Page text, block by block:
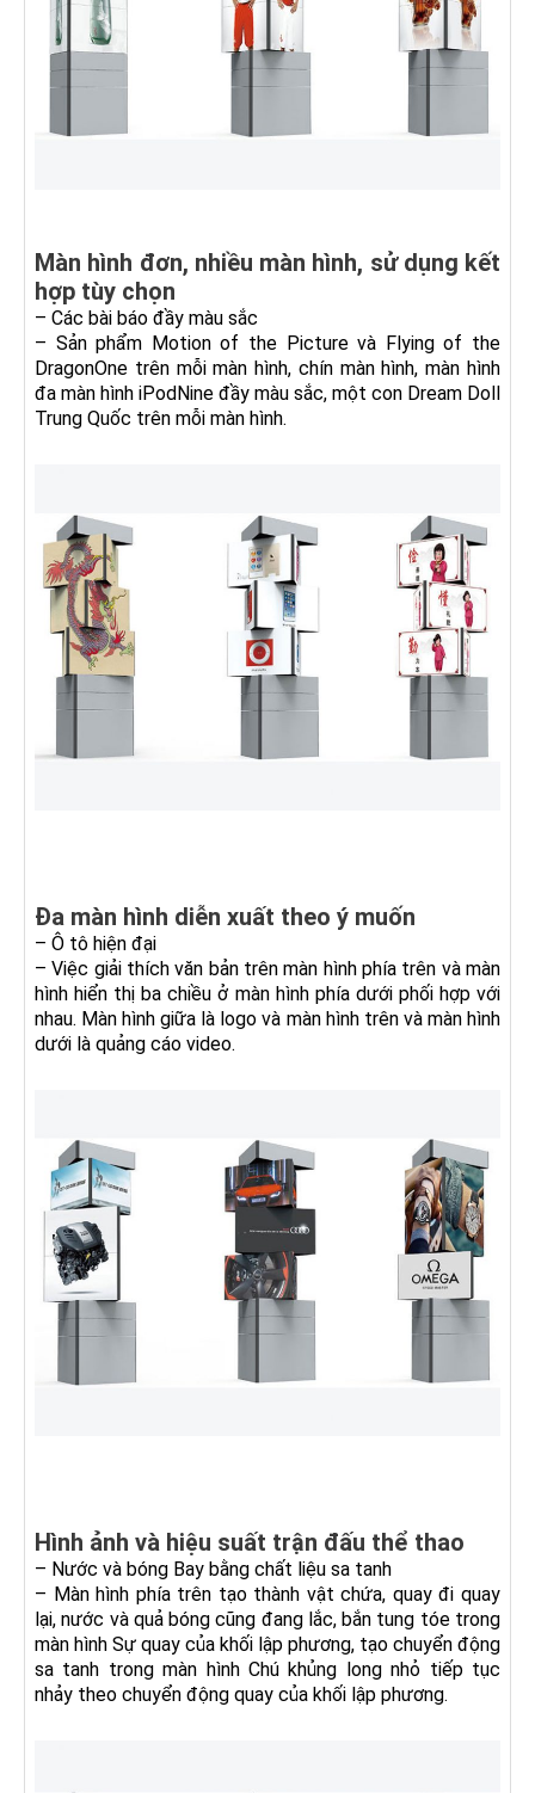
Màn hình đơn, nhiều màn hình, sử dụng kết
hợp tùy chọn
– Các bài báo đầy màu sắc
– Sản phẩm Motion of the Picture và Flying of the
DragonOne trên mỗi màn hình, chín màn hình, màn hình
đa màn hình iPodNine đầy màu sắc, một con Dream Doll
Trung Quốc trên mỗi màn hình.
Đa màn hình diễn xuất theo ý muốn
– Ô tô hiện đại
– Việc giải thích văn bản trên màn hình phía trên và màn
hình hiển thị ba chiều ở màn hình phía dưới phối hợp với
nhau. Màn hình giữa là logo và màn hình trên và màn hình
dưới là quảng cáo video.
Hình ảnh và hiệu suất trận đấu thể thao
– Nước và bóng Bay bằng chất liệu sa tanh
– Màn hình phía trên tạo thành vật chứa, quay đi quay
lại, nước và quả bóng cũng đang lắc, bắn tung tóe trong
màn hình Sự quay của khối lập phương, tạo chuyển động
sa tanh trong màn hình Chú khủng long nhỏ tiếp tục
nhảy theo chuyển động quay của khối lập phương.